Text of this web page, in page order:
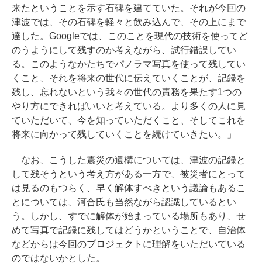
来たということを示す石碑を建てていた。それが今回の
津波では、その石碑を軽々と飲み込んで、その上にまで
達した。Googleでは、このことを現代の技術を使ってど
のうようにして残すのか考えながら、試行錯誤してい
る。このようなかたちでパノラマ写真を使って残してい
くこと、それを将来の世代に伝えていくことが、記録を
残し、忘れないという我々の世代の責務を果たす1つの
やり方にできればいいと考えている。より多くの人に見
ていただいて、今を知っていただくこと、そしてこれを
将来に向かって残していくことを続けていきたい。」
なお、こうした震災の遺構については、津波の記録と
して残そうという考え方がある一方で、被災者にとって
は見るのもつらく、早く解体すべきという議論もあるこ
とについては、河合氏も当然ながら認識しているとい
う。しかし、すでに解体が始まっている場所もあり、せ
めて写真で記録に残してはどうかということで、自治体
などからは今回のプロジェクトに理解をいただいている
のではないかとした。